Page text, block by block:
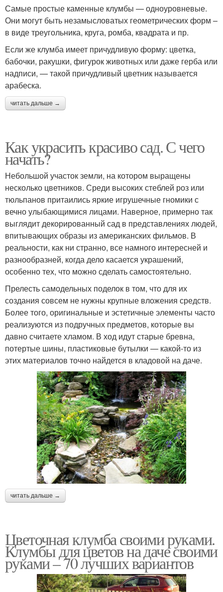
Самые простые каменные клумбы — одноуровневые.
Они могут быть незамысловатых геометрических форм –
в виде треугольника, круга, ромба, квадрата и пр.
Если же клумба имеет причудливую форму: цветка,
бабочки, ракушки, фигурок животных или даже герба или
надписи, — такой причудливый цветник называется
арабеска.
читать дальше →
Как украсить красиво сад. С чего
начать?
Небольшой участок земли, на котором выращены
несколько цветников. Среди высоких стеблей роз или
тюльпанов притаились яркие игрушечные гномики с
вечно улыбающимися лицами. Наверное, примерно так
выглядит декорированный сад в представлениях людей,
впитывающих образы из американских фильмов. В
реальности, как ни странно, все намного интересней и
разнообразней, когда дело касается украшений,
особенно тех, что можно сделать самостоятельно.
Прелесть самодельных поделок в том, что для их
создания совсем не нужны крупные вложения средств.
Более того, оригинальные и эстетичные элементы часто
реализуются из подручных предметов, которые вы
давно считаете хламом. В ход идут старые бревна,
потертые шины, пластиковые бутылки — какой-то из
этих материалов точно найдется в кладовой на даче.
читать дальше →
Цветочная клумба своими руками.
Клумбы для цветов на даче своими
руками – 70 лучших вариантов